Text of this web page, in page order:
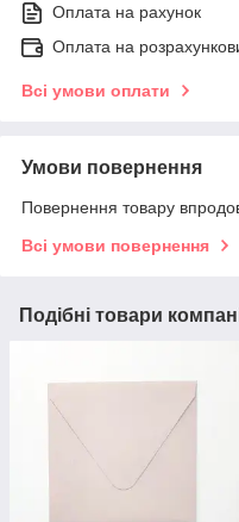
Оплата на рахунок
Оплата на
Всі умови оплати
Умови повернення
Повернення товару
Всі умови повернення
Подібні товари